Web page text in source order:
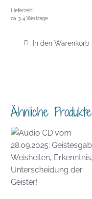
Lieferzeit:
ca. 3-4 Werktage
In den Warenkorb
Ähnliche Produkte